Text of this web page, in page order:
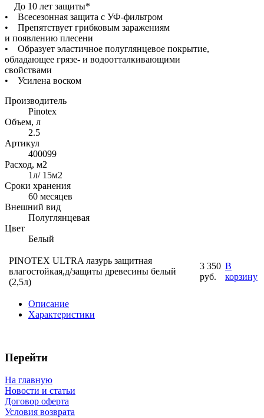
До 10 лет защиты*
• Всесезонная защита с УФ-фильтром
• Препятствует грибковым заражениям
и появлению плесени
• Образует эластичное полуглянцевое покрытие,
обладающее грязе- и водоотталкивающими
свойствами
• Усилена воском
Производитель
Pinotex
Объем, л
2.5
Артикул
400099
Расход, м2
1л/ 15м2
Сроки хранения
60 месяцев
Внешний вид
Полуглянцевая
Цвет
Белый
PINOTEX ULTRA лазурь защитная
влагостойкая,д/защиты древесины белый
(2,5л)
3 350
руб.
В
корзину
Описание
Характеристики
Перейти
На главную
Новости и статьи
Договор оферта
Условия возврата